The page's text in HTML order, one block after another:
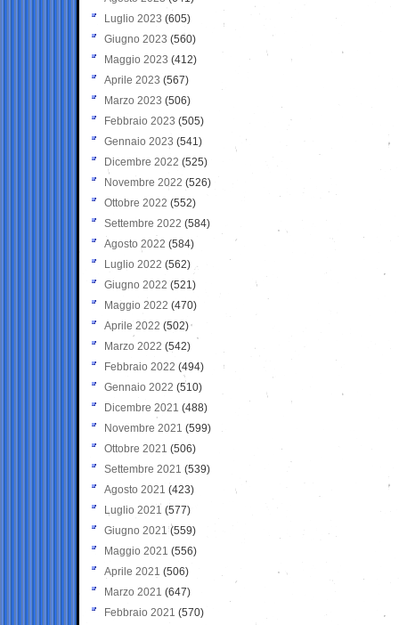
Luglio 2023 (605)
Giugno 2023 (560)
Maggio 2023 (412)
Aprile 2023 (567)
Marzo 2023 (506)
Febbraio 2023 (505)
Gennaio 2023 (541)
Dicembre 2022 (525)
Novembre 2022 (526)
Ottobre 2022 (552)
Settembre 2022 (584)
Agosto 2022 (584)
Luglio 2022 (562)
Giugno 2022 (521)
Maggio 2022 (470)
Aprile 2022 (502)
Marzo 2022 (542)
Febbraio 2022 (494)
Gennaio 2022 (510)
Dicembre 2021 (488)
Novembre 2021 (599)
Ottobre 2021 (506)
Settembre 2021 (539)
Agosto 2021 (423)
Luglio 2021 (577)
Giugno 2021(559)
Maggio 2021 (556)
Aprile 2021 (506)
Marzo 2021 (647)
Febbraio 2021 (570)